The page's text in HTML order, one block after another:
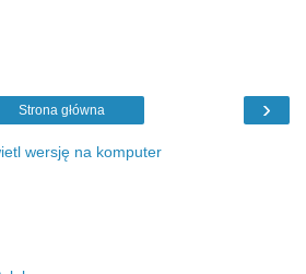
›
Strona główna
wersję na komputer